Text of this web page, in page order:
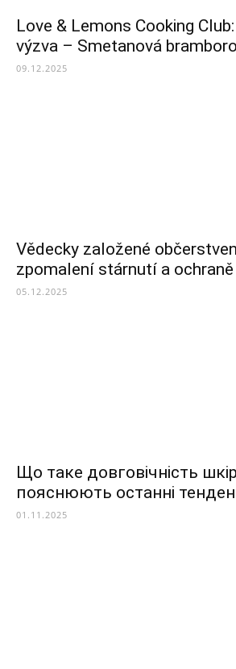
Love & Lemons Cooking
výzva – Smetanová
09.12.2025
Vědecky založené
zpomalení stárnutí a
05.12.2025
Що таке довговічність
пояснюють останні
01.11.2025